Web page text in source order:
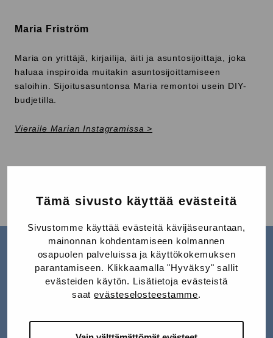
Tämä sivusto käyttää evästeitä
Sivustomme käyttää evästeitä kävijäseurantaan,
mainonnan kohdentamiseen kolmannen
osapuolen palveluissa ja käyttökokemuksen
parantamiseen. Klikkaamalla "Hyväksy" sallit
evästeiden käytön. Lisätietoja evästeistä
saatevästeselosteestamme.
Maria Friström
Maria on yrittäjä, kirjailija, äiti ja asuntosijoittaja, joka
haluaa inspiroida muitakin asuntosijoittamiseen
saloihin. Sijoitusasuntonsa Maria remontoi usein DIY-
budjetilla.
Vieraile Marian Instagramissa >
LUE LISÄÄ
K